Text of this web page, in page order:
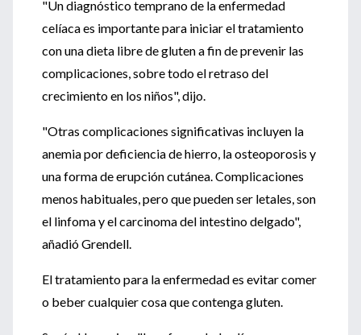
"Un diagnóstico temprano de la enfermedad
celíaca es importante para iniciar el tratamiento
con una dieta libre de gluten a fin de prevenir las
complicaciones, sobre todo el retraso del
crecimiento en los niños", dijo.
"Otras complicaciones significativas incluyen la
anemia por deficiencia de hierro, la osteoporosis y
una forma de erupción cutánea. Complicaciones
menos habituales, pero que pueden ser letales, son
el linfoma y el carcinoma del intestino delgado",
añadió Grendell.
El tratamiento para la enfermedad es evitar comer
o beber cualquier cosa que contenga gluten.